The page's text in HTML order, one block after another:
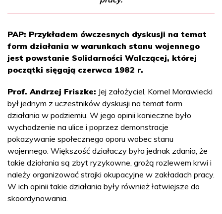
PAP: Przykładem ówczesnych dyskusji na temat
form działania w warunkach stanu wojennego
jest powstanie Solidarności Walczącej, której
początki sięgają czerwca 1982 r.
Prof. Andrzej Friszke: Jej założyciel, Kornel Morawiecki
był jednym z uczestników dyskusji na temat form
działania w podziemiu. W jego opinii konieczne było
wychodzenie na ulice i poprzez demonstracje
pokazywanie społecznego oporu wobec stanu
wojennego. Większość działaczy była jednak zdania, że
takie działania są zbyt ryzykowne, grożą rozlewem krwi i
należy organizować strajki okupacyjne w zakładach pracy.
W ich opinii takie działania były również łatwiejsze do
skoordynowania.